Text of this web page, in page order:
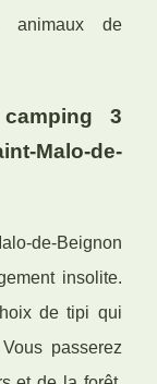
animaux de
3
Malo-de-
de-Beignon
insolite.
de tipi qui
passerez